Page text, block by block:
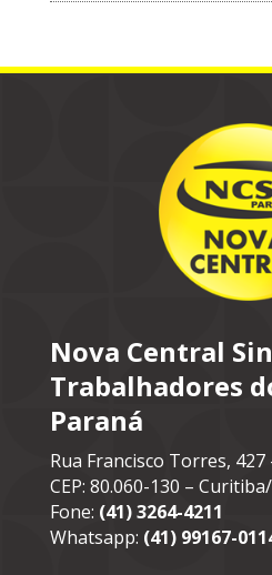
Nova Central
Trabalhadores
Paraná
Rua Francisco Torres, 427
CEP: 80.060-130 –
Fone: (41) 3264-4211
Whatsapp: (41) 99167-